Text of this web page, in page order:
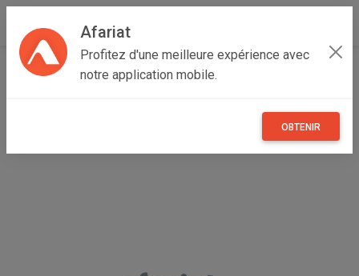
Afariat
Profitez d'une meilleure expérience avec
notre application mobile.
OBTENIR
Accueil Recherche Professionnel